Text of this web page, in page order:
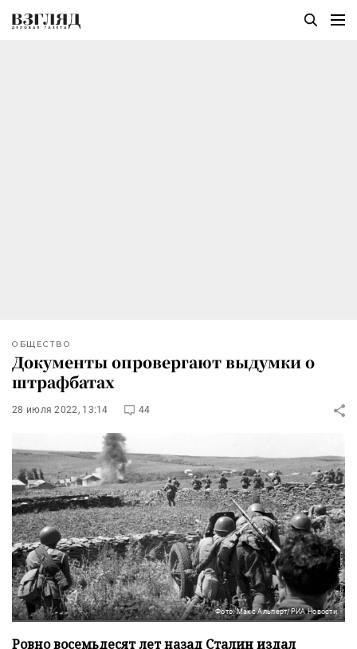
ОБЩЕСТВО
Документы опровергают выдумки о
штрафбатах
28 июля 2022, 13:14 44
Фото: Макс Альперт/РИА Новости
Ровно восемьдесят лет назад Сталин издал